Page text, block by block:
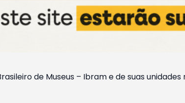
de Museus – Ibram e de suas